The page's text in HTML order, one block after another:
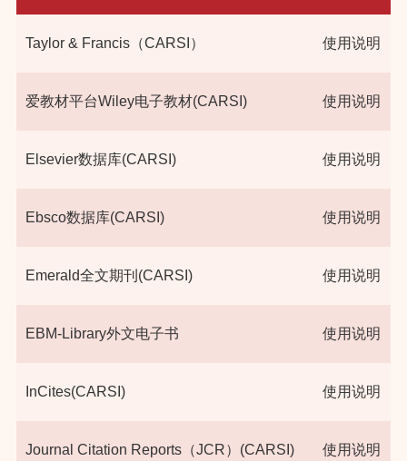
Taylor & Francis（CARSI） 使用说明
爱教材平台Wiley电子教材(CARSI) 使用说明
Elsevier数据库(CARSI) 使用说明
Ebsco数据库(CARSI) 使用说明
Emerald全文期刊(CARSI) 使用说明
EBM-Library外文电子书 使用说明
InCites(CARSI) 使用说明
Journal Citation Reports（JCR）(CARSI) 使用说明